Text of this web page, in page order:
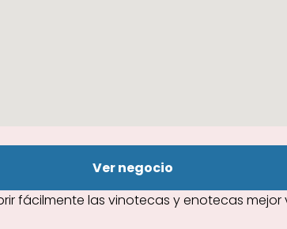
Ver negocio
fácilmente las vinotecas y enotecas mejor